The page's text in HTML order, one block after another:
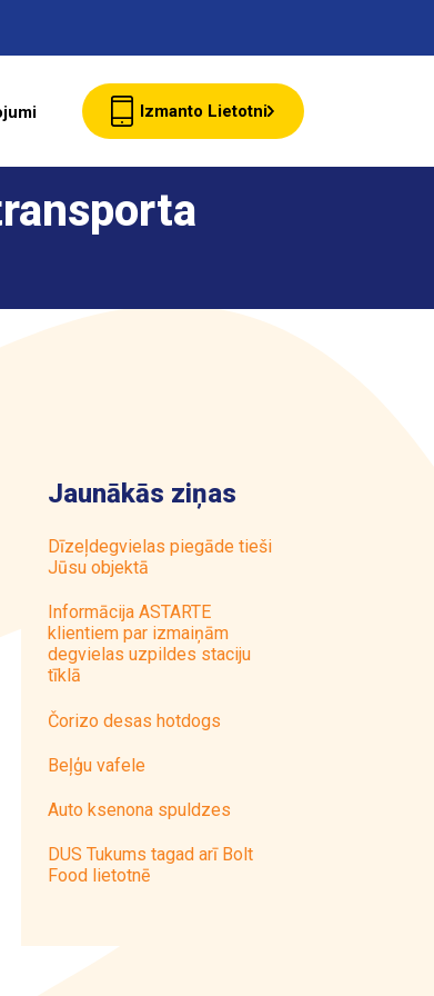
Izmanto Lietotni
Jaunākās ziņas
Dīzeļdegvielas piegāde tieši
Jūsu objektā
Informācija ASTARTE
klientiem par izmaiņām
degvielas uzpildes staciju
tīklā
Čorizo desas hotdogs
Beļģu vafele
Auto ksenona spuldzes
DUS Tukums tagad arī Bolt
Food lietotnē